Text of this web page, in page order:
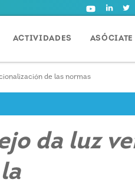
ACTIVIDADES ASÓCIATE
de las normas
da luz